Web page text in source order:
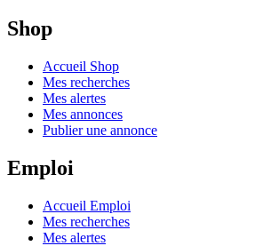
Shop
Accueil Shop
Mes recherches
Mes alertes
Mes annonces
Publier une annonce
Emploi
Accueil Emploi
Mes recherches
Mes alertes